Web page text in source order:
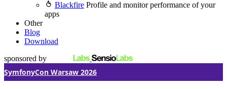
Blackfire Profile and monitor performance of your
apps
Other
Blog
Download
sponsored by
SymfonyCon Warsaw 2026